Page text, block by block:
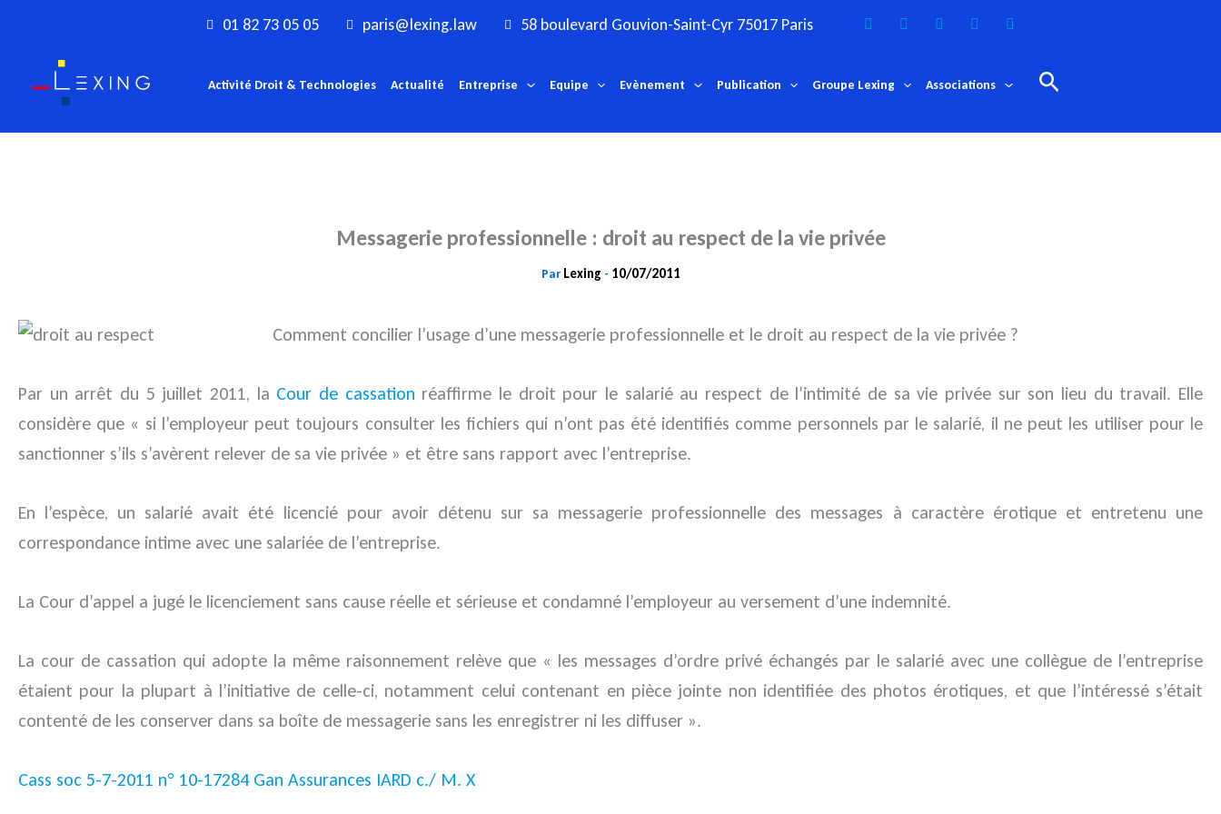
contenu
01 82 73 05 05 paris@lexing.law 58 boulevard Gouvion-Saint-Cyr 75017 Paris
Activité Droit & Technologies Actualité Entreprise Equipe Evènement Publication Groupe Lexing Associations Rechercher
Messagerie professionnelle : droit au respect de la vie privée
Par Lexing - 10/07/2011
Comment concilier l’usage d’une messagerie professionnelle et le droit au respect de la vie privée ?
Par un arrêt du 5 juillet 2011, la Cour de cassation réaffirme le droit pour le salarié au respect de l’intimité de sa vie privée sur son lieu du travail. Elle
considère que « si l’employeur peut toujours consulter les fichiers qui n’ont pas été identifiés comme personnels par le salarié, il ne peut les utiliser pour le
sanctionner s’ils s’avèrent relever de sa vie privée » et être sans rapport avec l’entreprise.
En l’espèce, un salarié avait été licencié pour avoir détenu sur sa messagerie professionnelle des messages à caractère érotique et entretenu une
correspondance intime avec une salariée de l’entreprise.
La Cour d’appel a jugé le licenciement sans cause réelle et sérieuse et condamné l’employeur au versement d’une indemnité.
La cour de cassation qui adopte la même raisonnement relève que « les messages d’ordre privé échangés par le salarié avec une collègue de l’entreprise
étaient pour la plupart à l’initiative de celle-ci, notamment celui contenant en pièce jointe non identifiée des photos érotiques, et que l’intéressé s’était
contenté de les conserver dans sa boîte de messagerie sans les enregistrer ni les diffuser ».
Cass soc 5-7-2011 n° 10-17284 Gan Assurances IARD c./ M. X